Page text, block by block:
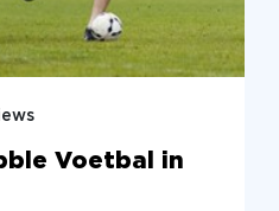
Voetbal in